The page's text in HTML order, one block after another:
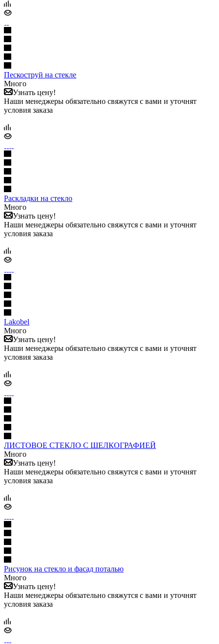
Пескоструй на стекле
Много
Узнать цену!
Наши менеджеры обязательно свяжутся с вами и уточнят
условия заказа
Раскладки на стекло
Много
Узнать цену!
Наши менеджеры обязательно свяжутся с вами и уточнят
условия заказа
Lakobel
Много
Узнать цену!
Наши менеджеры обязательно свяжутся с вами и уточнят
условия заказа
ЛИСТОВОЕ СТЕКЛО С ШЕЛКОГРАФИЕЙ
Много
Узнать цену!
Наши менеджеры обязательно свяжутся с вами и уточнят
условия заказа
Рисунок на стекло и фасад поталью
Много
Узнать цену!
Наши менеджеры обязательно свяжутся с вами и уточнят
условия заказа